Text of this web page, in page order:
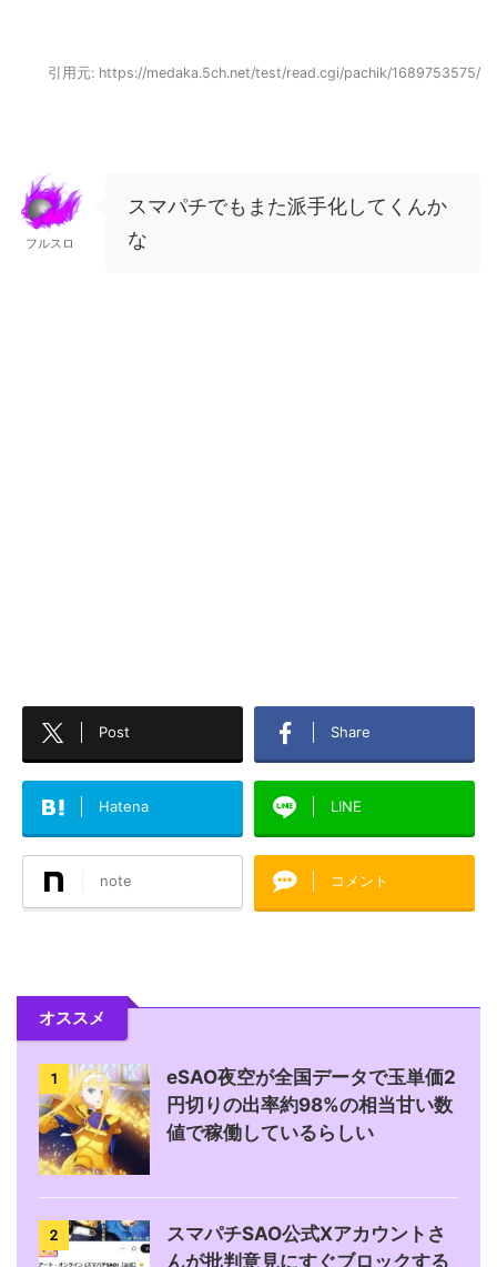
引用元: https://medaka.5ch.net/test/read.cgi/pachik/1689753575/
フルスロ
スマパチでもまた派手化してくんか
な
Post Share
Hatena LINE
note コメント
オススメ
1
eSAO夜空が全国データで玉単価2
円切りの出率約98%の相当甘い数
値で稼働しているらしい
2
スマパチSAO公式Xアカウントさ
んが批判意見にすぐブロックする